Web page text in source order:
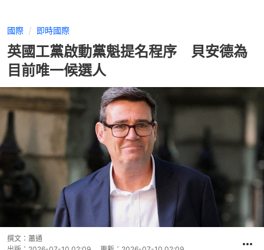
國際 即時國際
英國工黨啟動黨魁提名程序 貝安德為
目前唯一候選人
撰文： 蕭通